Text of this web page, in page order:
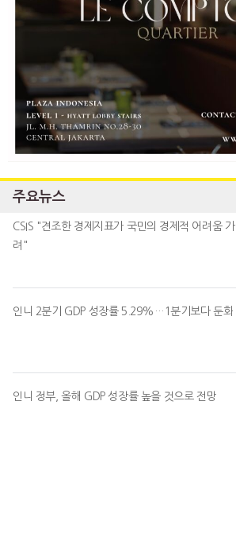
주요뉴스
CSIS "견조한 경제지표가 국민의 경제적 어려움 가
려"
인니 2분기 GDP 성장률 5.29%…1분기보다 둔화
인니 정부, 올해 GDP 성장률 높을 것으로 전망